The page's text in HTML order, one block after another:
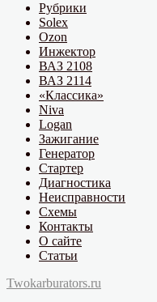
Рубрики
Solex
Ozon
Инжектор
ВАЗ 2108
ВАЗ 2114
«Классика»
Niva
Logan
Зажигание
Генератор
Стартер
Диагностика
Неисправности
Схемы
Контакты
О сайте
Статьи
Twokarburators.ru